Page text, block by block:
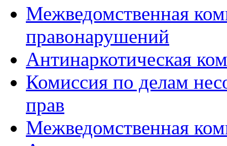
Межведомственная
правонарушений
Антинаркотическая
Комиссия по делам
прав
Межведомственная